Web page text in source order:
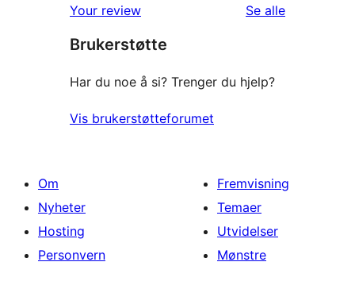
Your review Se alleomtalene
Brukerstøtte
Har du noe å si? Trenger du hjelp?
Vis brukerstøtteforumet
Om
Nyheter
Hosting
Personvern
Fremvisning
Temaer
Utvidelser
Mønstre